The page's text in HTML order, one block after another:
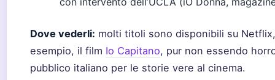
Dove vederli: molti titoli sono disponibili su
esempio, il film Io Capitano, pur non essendo
pubblico italiano per le storie vere al cinema.